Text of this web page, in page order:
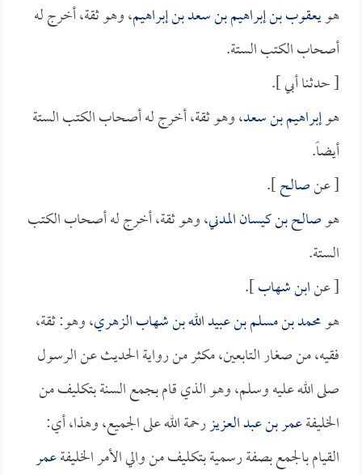
هويعقوب بن إبراهيم بن سعد بن إبراهيم، وهو ثقة، أخرج له
أصحاب الكتب الستة.
[ حدثنا أبي ].
هوإبراهيم بن سعد، وهو ثقة، أخرج له أصحاب الكتب الستة
أيضاً.
[ عنصالح].
هوصالح بن كيسان المدني، وهو ثقة، أخرج له أصحاب الكتب
الستة.
[ عنابن شهاب].
هومحمد بن مسلم بن عبيد الله بن شهاب الزهري، وهو: ثقة،
فقيه، من صغار التابعين، مكثر من رواية الحديث عن الرسول
صلى الله عليه وسلم، وهو الذي قام بجمع السنة بتكليف من
الخليفةعمر بن عبد العزيزرحمة الله على الجميع، وهذا، أي:
القيام بالجمع بصفة رسمية بتكليف من والي الأمر الخليفةعمر